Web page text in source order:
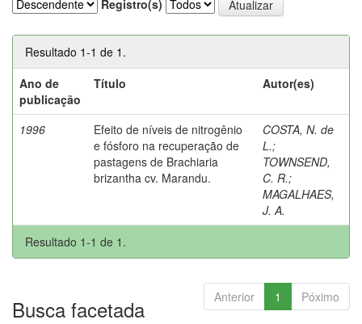
Registro(s)
Resultado 1-1 de 1.
Ano de
publicação
Título Autor(es)
1996
Efeito de níveis de nitrogênio
e fósforo na recuperação de
pastagens de Brachiaria
brizantha cv. Marandu.
COSTA, N. de
L.;
TOWNSEND,
C. R.;
MAGALHAES,
J. A.
Resultado 1-1 de 1.
Anterior 1 Póximo
Busca facetada